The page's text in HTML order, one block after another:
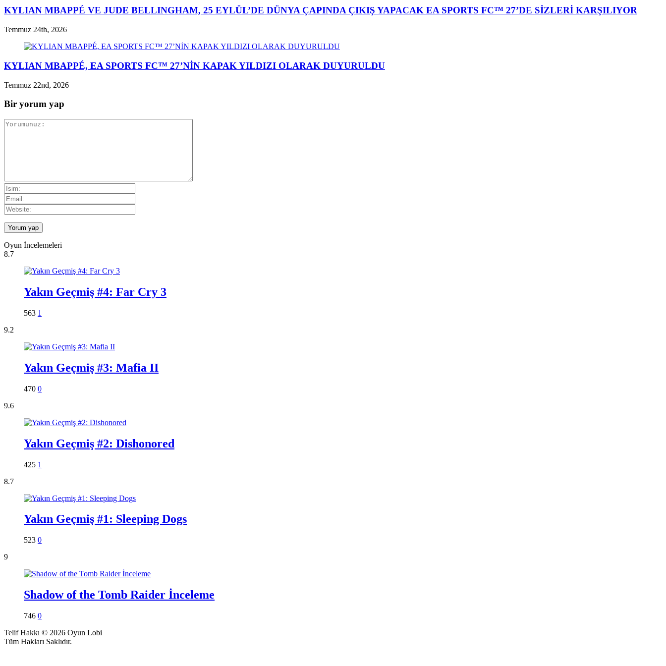
KYLIAN MBAPPÉ VE JUDE BELLINGHAM, 25 EYLÜL’DE DÜNYA ÇAPINDA ÇIKIŞ YAPACAK EA SPORTS FC™ 27’DE SİZLERİ KARŞILIYOR
Temmuz 24th, 2026
KYLIAN MBAPPÉ, EA SPORTS FC™ 27’NİN KAPAK YILDIZI OLARAK DUYURULDU
Temmuz 22nd, 2026
Bir yorum yap
Oyun İncelemeleri
8.7
Yakın Geçmiş #4: Far Cry 3
563 1
9.2
Yakın Geçmiş #3: Mafia II
470 0
9.6
Yakın Geçmiş #2: Dishonored
425 1
8.7
Yakın Geçmiş #1: Sleeping Dogs
523 0
9
Shadow of the Tomb Raider İnceleme
746 0
Telif Hakkı © 2026 Oyun Lobi
Tüm Hakları Saklıdır.